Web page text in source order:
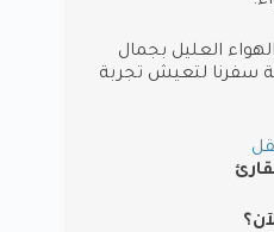
العليل بجمال
سفرنا لتعيش تجربة